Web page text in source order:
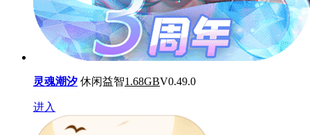
灵魂潮汐 休闲益智1.68GBV0.49.0
进入